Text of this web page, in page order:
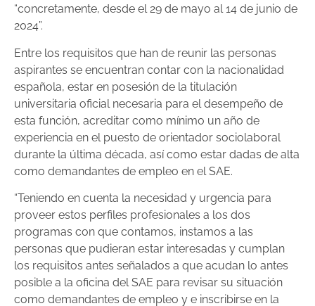
“concretamente, desde el 29 de mayo al 14 de junio de
2024”.
Entre los requisitos que han de reunir las personas
aspirantes se encuentran contar con la nacionalidad
española, estar en posesión de la titulación
universitaria oficial necesaria para el desempeño de
esta función, acreditar como mínimo un año de
experiencia en el puesto de orientador sociolaboral
durante la última década, así como estar dadas de alta
como demandantes de empleo en el SAE.
“Teniendo en cuenta la necesidad y urgencia para
proveer estos perfiles profesionales a los dos
programas con que contamos, instamos a las
personas que pudieran estar interesadas y cumplan
los requisitos antes señalados a que acudan lo antes
posible a la oficina del SAE para revisar su situación
como demandantes de empleo y e inscribirse en la